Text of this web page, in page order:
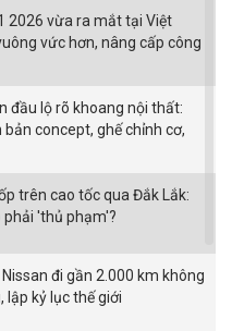
2026 vừa ra mắt tại Việt
vức hơn, nâng cấp công
đầu lộ rõ khoang nội thất:
bản concept, ghế chỉnh cơ,
trên cao tốc qua Đắk Lắk:
phải 'thủ phạm'?
đi gần 2.000 km không
lập kỷ lục thế giới